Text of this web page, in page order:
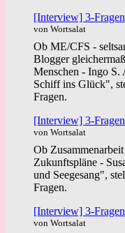
[Interview] 3-
von Wortsalat
Ob ME/CFS -
Blogger
Menschen - Ingo
Schiff ins Glück",
Fragen.
[Interview] 3-
von Wortsalat
Ob
Zukunftspläne -
und Seegesang",
Fragen.
[Interview] 3-
von Wortsalat